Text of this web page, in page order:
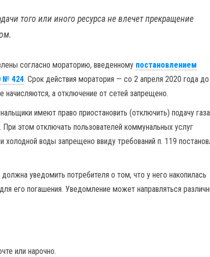
того или иного ресурса не влечет прекращение
согласно мораторию, введенному постановлением
№ 424. Срок действия моратория — со 2 апреля 2020 года до
начисляются, а отключение от сетей запрещено.
имеют право приостановить (отключить) подачу
этом отключать пользователей коммунальных услуг
воды запрещено ввиду требований п. 119
уведомить потребителя о том, что у него накопилась
его погашения. Уведомление может направляться
или нарочно.